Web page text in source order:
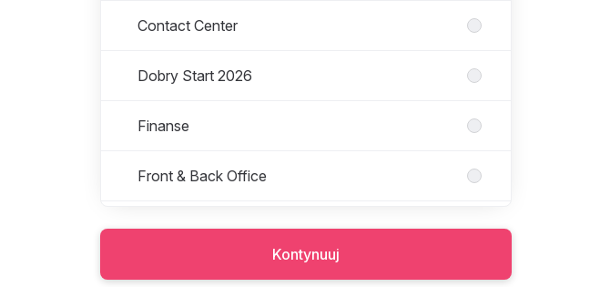
Contact Center
Dobry Start 2026
Finanse
Front & Back Office
HR i Szkolenia
IT
Kontynuuj